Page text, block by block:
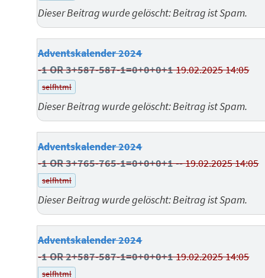
Dieser Beitrag wurde gelöscht: Beitrag ist Spam.
Adventskalender 2024
-1 OR 3+587-587-1=0+0+0+119.02.2025 14:05
selfhtml
Dieser Beitrag wurde gelöscht: Beitrag ist Spam.
Adventskalender 2024
-1 OR 3+765-765-1=0+0+0+1 --19.02.2025 14:05
selfhtml
Dieser Beitrag wurde gelöscht: Beitrag ist Spam.
Adventskalender 2024
-1 OR 2+587-587-1=0+0+0+119.02.2025 14:05
selfhtml